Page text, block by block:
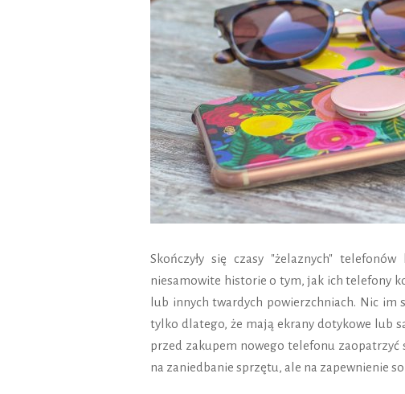
Skończyły się czasy "żelaznych"
niesamowite historie o tym, jak ich telefony
lub innych twardych powierzchniach. Nic im
tylko dlatego, że mają ekrany dotykowe lub
przed zakupem nowego telefonu
na zaniedbanie sprzętu, ale na zapewnienie